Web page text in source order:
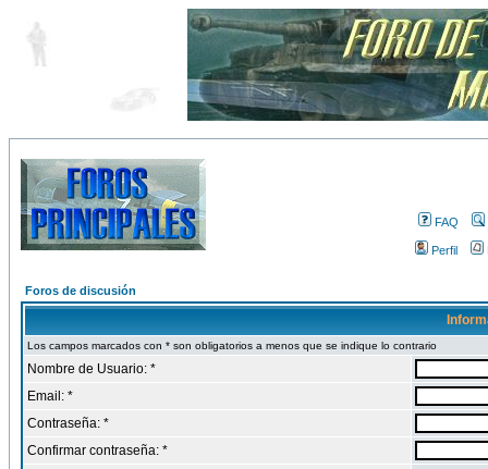
FAQ
Perfil
Foros de discusión
Los campos marcados con * son obligatorios a menos que se indique lo contrario
Nombre de Usuario: *
Email: *
Contraseña: *
Confirmar contraseña: *